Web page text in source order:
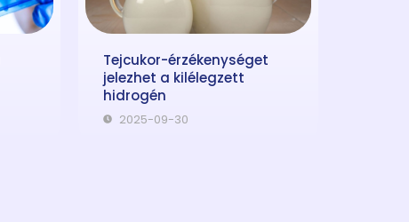
Tejcukor-érzékenységet
jelezhet a kilélegzett
hidrogén
2025-09-30